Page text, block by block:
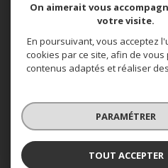
© 2026 | Tous droits réservés |
Admin
Nos liens
On aimerait vous
votre visite.
En poursuivant, vous acceptez
cookies par ce site, afin de
contenus adaptés et réaliser
PARAMÉTRER
TOUT ACCEPTER